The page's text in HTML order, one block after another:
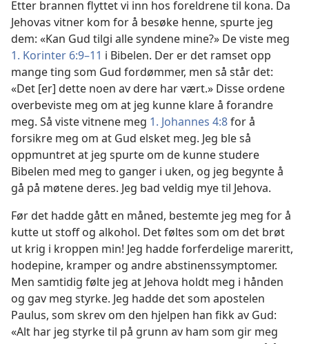
Etter brannen flyttet vi inn hos foreldrene til kona. Da
Jehovas vitner kom for å besøke henne, spurte jeg
dem: «Kan Gud tilgi alle syndene mine?» De viste meg
1. Korinter 6:9–11 i Bibelen. Der er det ramset opp
mange ting som Gud fordømmer, men så står det:
«Det [er] dette noen av dere har vært.» Disse ordene
overbeviste meg om at jeg kunne klare å forandre
meg. Så viste vitnene meg 1. Johannes 4:8for å
forsikre meg om at Gud elsket meg. Jeg ble så
oppmuntret at jeg spurte om de kunne studere
Bibelen med meg to ganger i uken, og jeg begynte å
gå på møtene deres. Jeg bad veldig mye til Jehova.
Før det hadde gått en måned, bestemte jeg meg for å
kutte ut stoff og alkohol. Det føltes som om det brøt
ut krig i kroppen min! Jeg hadde forferdelige mareritt,
hodepine, kramper og andre abstinenssymptomer.
Men samtidig følte jeg at Jehova holdt meg i hånden
og gav meg styrke. Jeg hadde det som apostelen
Paulus, som skrev om den hjelpen han fikk av Gud:
«Alt har jeg styrke til på grunn av ham som gir meg